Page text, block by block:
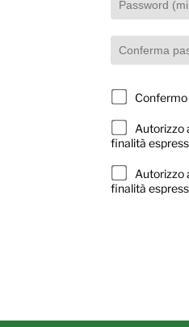
Autorizzo
finalità
Autorizzo
finalità